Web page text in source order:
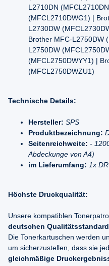
L2710DN
(MFCL2710DWG1) |
L2730DW
Brother MFC-L2750DW
L2750DW
(MFCL2750DWYY1) |
(MFCL2750DWZU1)
Technische Details:
Hersteller: SPS
Produktbezeichnung:
Seitenreichweite: -
Abdeckunge von A4)
im Lieferumfang: 1x
Höchste Druckqualität:
Unsere kompatiblen
deutschen
Die Tonerkartuschen werden
um sicherzustellen, dass sie
gleichmäßige